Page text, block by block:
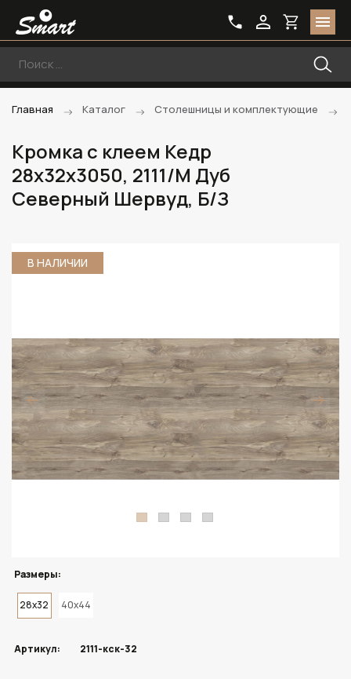
Главная Каталог Столешницы и комплектующие
Кромка с клеем Кедр
28х32х3050, 2111/M Дуб
Северный Шервуд, Б/З
В НАЛИЧИИ
Размеры:
28x32 40x44
Артикул: 2111-кск-32